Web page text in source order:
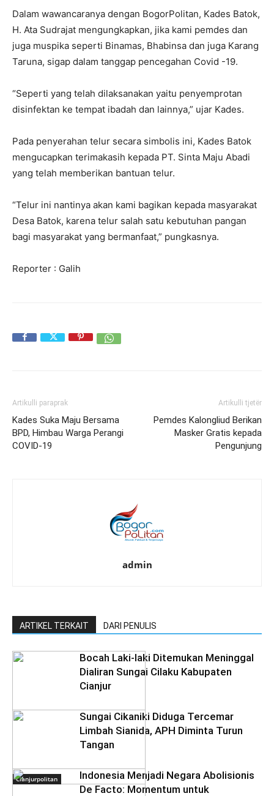
Dalam wawancaranya dengan BogorPolitan, Kades Batok,
H. Ata Sudrajat mengungkapkan, jika kami pemdes dan
juga muspika seperti Binamas, Bhabinsa dan juga Karang
Taruna, sigap dalam tanggap pencegahan Covid -19.
“Seperti yang telah dilaksanakan yaitu penyemprotan
disinfektan ke tempat ibadah dan lainnya,” ujar Kades.
Pada penyerahan telur secara simbolis ini, Kades Batok
mengucapkan terimakasih kepada PT. Sinta Maju Abadi
yang telah memberikan bantuan telur.
“Telur ini nantinya akan kami bagikan kepada masyarakat
Desa Batok, karena telur salah satu kebutuhan pangan
bagi masyarakat yang bermanfaat,” pungkasnya.
Reporter : Galih
Artikulli paraprak
Kades Suka Maju Bersama
BPD, Himbau Warga Perangi
COVID-19
Artikulli tjetër
Pemdes Kalongliud Berikan
Masker Gratis kepada
Pengunjung
admin
ARTIKEL TERKAIT DARI PENULIS
Cianjurpolitan
Bocah Laki-laki Ditemukan Meninggal
Dialiran Sungai Cilaku Kabupaten
Cianjur
Sungai Cikaniki Diduga Tercemar
Limbah Sianida, APH Diminta Turun
Tangan
‎Indonesia Menjadi Negara Abolisionis
De Facto: Momentum untuk